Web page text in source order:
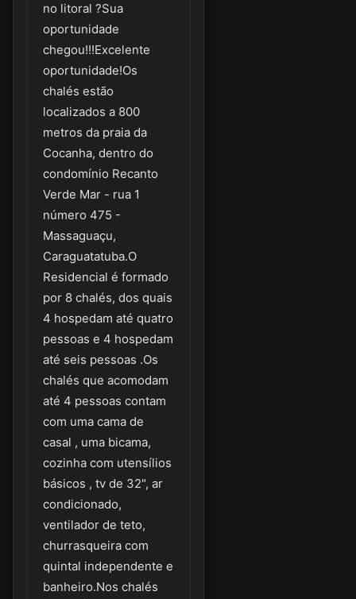
no litoral ?Sua
oportunidade
chegou!!!Excelente
oportunidade!Os
chalés estão
localizados a 800
metros da praia da
Cocanha, dentro do
condomínio Recanto
Verde Mar - rua 1
número 475 -
Massaguaçu,
Caraguatatuba.O
Residencial é formado
por 8 chalés, dos quais
4 hospedam até quatro
pessoas e 4 hospedam
até seis pessoas .Os
chalés que acomodam
até 4 pessoas contam
com uma cama de
casal , uma bicama,
cozinha com utensílios
básicos , tv de 32", ar
condicionado,
ventilador de teto,
churrasqueira com
quintal independente e
banheiro.Nos chalés